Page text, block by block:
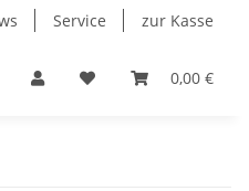
Service zur Kasse
0,00 €
Wohnmobil &